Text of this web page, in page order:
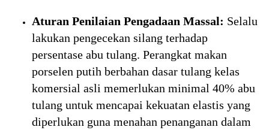
Aturan Penilaian Pengadaan Massal: Selalu
lakukan pengecekan silang terhadap
persentase abu tulang. Perangkat makan
porselen putih berbahan dasar tulang kelas
komersial asli memerlukan minimal 40% abu
tulang untuk mencapai kekuatan elastis yang
diperlukan guna menahan penanganan dalam